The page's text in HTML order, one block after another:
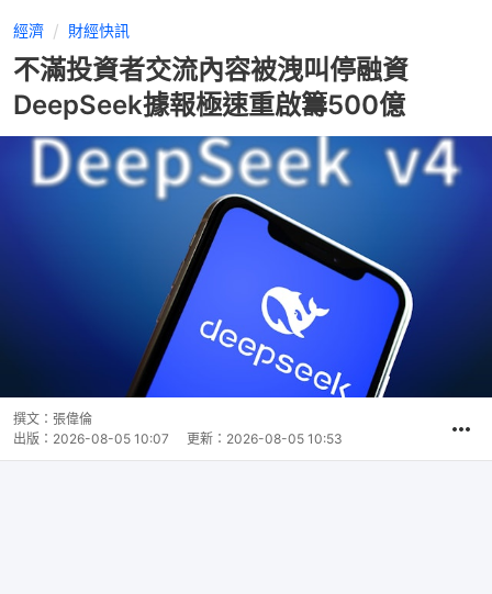
經濟 財經快訊
不滿投資者交流內容被洩叫停融資
DeepSeek據報極速重啟籌500億
撰文： 張偉倫
出版： 2026-08-05 10:07 更新： 2026-08-05 10:53